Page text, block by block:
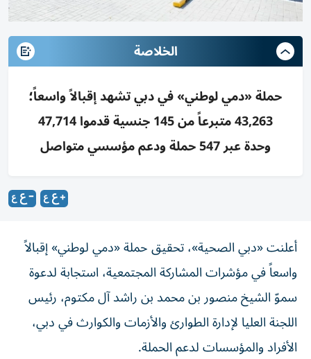
الخلاصة
حملة «دمي لوطني» في دبي تشهد إقبالاً واسعاً؛
43,263 متبرعاً من 145 جنسية قدموا 47,714
وحدة عبر 547 حملة ودعم مؤسسي متواصل
أعلنت «دبي الصحية»، تحقيق حملة «دمي لوطني» إقبالاً
واسعاً في مؤشرات المشاركة المجتمعية، استجابة لدعوة سموّ
الشيخ منصور بن محمد بن راشد آل مكتوم، رئيس اللجنة العليا
لإدارة الطوارئ والأزمات والكوارث في دبي، الأفراد والمؤسسات
لدعم الحملة.